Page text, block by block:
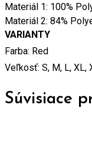
Materiál 1: 100%
Materiál 2: 84%
VARIANTY
Farba: Red
Veľkosť: S, M, L, XL,
Súvisiace